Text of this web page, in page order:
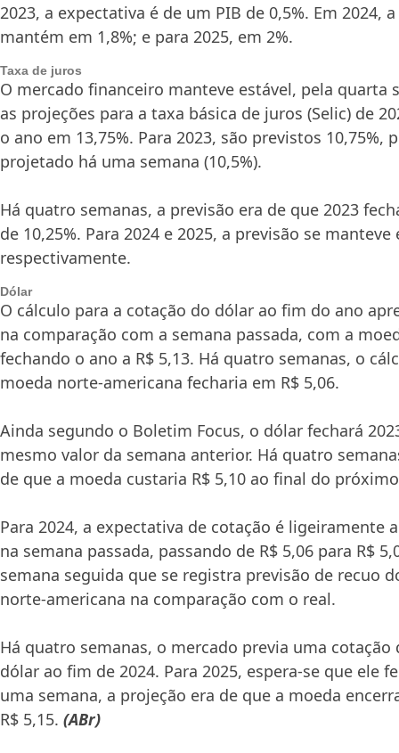
2023, a expectativa é de um PIB de 0,5%. Em 2024,
mantém em 1,8%; e para 2025, em 2%.
Taxa de juros
O mercado financeiro manteve estável, pela quarta
as projeções para a taxa básica de juros (Selic) de
o ano em 13,75%. Para 2023, são previstos 10,75%,
projetado há uma semana (10,5%).
Há quatro semanas, a previsão era de que 2023
de 10,25%. Para 2024 e 2025, a previsão se manteve
respectivamente.
Dólar
O cálculo para a cotação do dólar ao fim do ano
na comparação com a semana passada, com a
fechando o ano a R$ 5,13. Há quatro semanas, o
moeda norte-americana fecharia em R$ 5,06.
Ainda segundo o Boletim Focus, o dólar fechará
mesmo valor da semana anterior. Há quatro
de que a moeda custaria R$ 5,10 ao final do
Para 2024, a expectativa de cotação é ligeiramente
na semana passada, passando de R$ 5,06 para R$
semana seguida que se registra previsão de recuo
norte-americana na comparação com o real.
Há quatro semanas, o mercado previa uma cotação
dólar ao fim de 2024. Para 2025, espera-se que ele
uma semana, a projeção era de que a moeda
R$ 5,15. (ABr)